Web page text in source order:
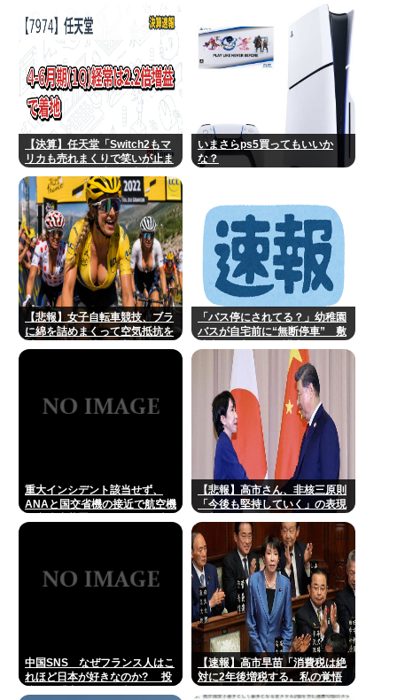
【決算】任天堂「Switch2もマ
リカも売れまくりで笑いが止ま
前年同期比2.2倍の2061億円に
いまさらps5買ってもいいか
な？
【悲報】女子自転車競技、ブラ
に綿を詰めまくって空気抵抗を
「バス停にされてる？」幼稚園
バスが自宅前に“無断停車” 敷
「我慢の限界」
重大インシデント該当せず、
ANAと国交省機の接近で航空機
【悲報】高市さん、非核三原則
「今後も堅持していく」の表現
中国SNS なぜフランス人はこ
れほど日本が好きなのか? 投
【速報】高市早苗「消費税は絶
対に2年後増税する。私の覚悟